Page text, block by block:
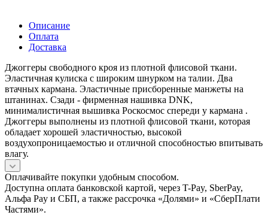
Описание
Оплата
Доставка
Джоггеры свободного кроя из плотной флисовой ткани.
Эластичная кулиска с широким шнурком на талии. Два
втачных кармана. Эластичные присборенные манжеты на
штанинах. Сзади - фирменная нашивка DNK,
минималистичная вышивка Роскосмос спереди у кармана .
Джоггеры выполнены из плотной флисовой ткани, которая
обладает хорошей эластичностью, высокой
воздухопроницаемостью и отличной способностью впитывать
влагу.
Оплачивайте покупки удобным способом.
Доступна оплата банковской картой, через T-Pay, SberPay,
Альфа Pay и СБП, а также рассрочка «Долями» и «СберПлати
Частями».